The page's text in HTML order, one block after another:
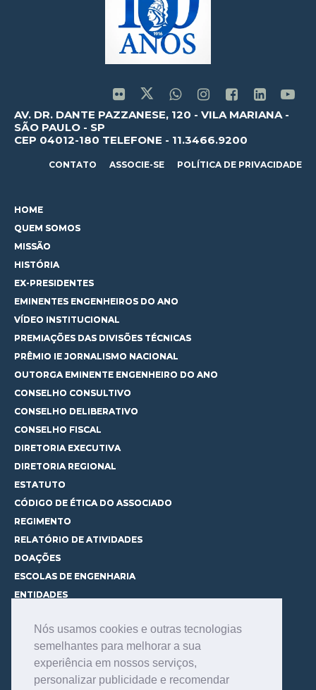
Nós usamos cookies e outras tecnologias
semelhantes para melhorar a sua
experiência em nossos serviços,
personalizar publicidade e recomendar
AV. DR. DANTE PAZZANESE, 120 - VILA MARIANA -
SÃO PAULO - SP
CEP 04012-180 TELEFONE - 11.3466.9200
CONTATO ASSOCIE-SE POLÍTICA DE PRIVACIDADE
HOME
QUEM SOMOS
MISSÃO
HISTÓRIA
EX-PRESIDENTES
EMINENTES ENGENHEIROS DO ANO
VÍDEO INSTITUCIONAL
PREMIAÇÕES DAS DIVISÕES TÉCNICAS
PRÊMIO IE JORNALISMO NACIONAL
OUTORGA EMINENTE ENGENHEIRO DO ANO
CONSELHO CONSULTIVO
CONSELHO DELIBERATIVO
CONSELHO FISCAL
DIRETORIA EXECUTIVA
DIRETORIA REGIONAL
ESTATUTO
CÓDIGO DE ÉTICA DO ASSOCIADO
REGIMENTO
RELATÓRIO DE ATIVIDADES
DOAÇÕES
ESCOLAS DE ENGENHARIA
ENTIDADES
CURSOS
CONHEÇA OS CURSOS
CENTRAL DE MENTORIA
CONTATO